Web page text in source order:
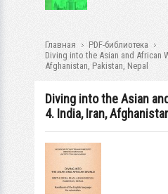
Главная
PDF-библиотека
Diving into the Asian and African
Afghanistan, Pakistan, Nepal
Diving into the Asian
4. India, Iran,